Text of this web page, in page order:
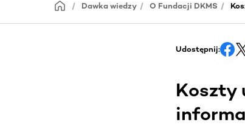
Dawka wiedzy O Fundacji DKMS
Udostępnij:
Koszty